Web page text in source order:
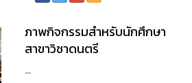
ภาพกิจกรรมสำหรับนักศึกษา
สาขาวิชาดนตรี
...